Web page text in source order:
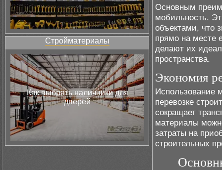
Стройматериалы
Как выбрать наличники для
дверей
Основным
мобильность.
объектами, что
прямо на месте
делают их
пространства.
Экономия
Использование
перевозке
сокращает
материалы
затраты на
строительных